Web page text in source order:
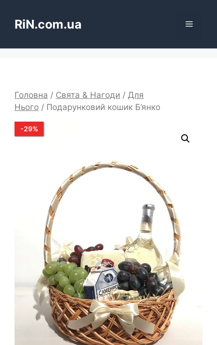
вмістуRiN.com.ua Меню
Головна / Свята & Нагоди / Для
Нього / Подарунковий кошик Б’янко
-29%